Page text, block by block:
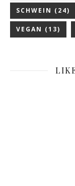
SCHWEIN (24)
VEGAN (13)